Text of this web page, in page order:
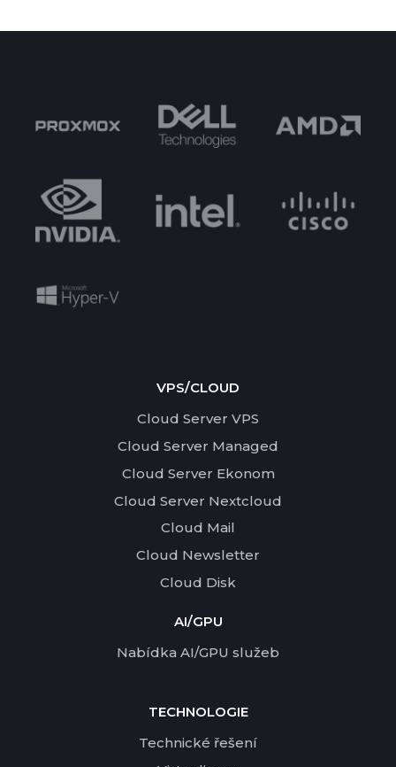
VPS/CLOUD
Cloud Server VPS
Cloud Server Managed
Cloud Server Ekonom
Cloud Server Nextcloud
Cloud Mail
Cloud Newsletter
Cloud Disk
AI/GPU
Nabídka AI/GPU služeb
TECHNOLOGIE
Technické řešení